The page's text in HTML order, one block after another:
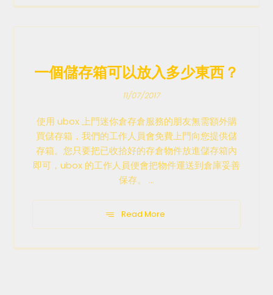
一個儲存箱可以放入多少東西？
11/07/2017
使用 ubox 上門迷你倉存倉服務的朋友無需額外購
買儲存箱，我們的工作人員會免費上門向您提供儲
存箱。您只要把已收拾好的存倉物件放進儲存箱內
即可，ubox 的工作人員便會把物件運送到倉庫妥善
保存。 ...
Read More